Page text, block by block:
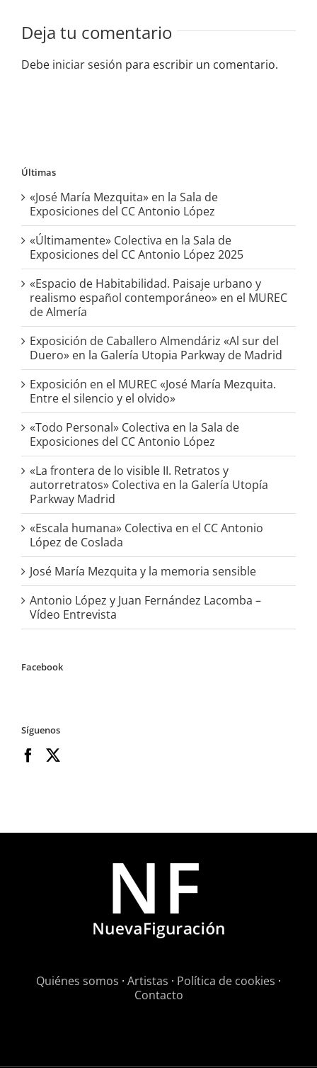
Deja tu comentario
Debe iniciar sesión para escribir un comentario.
Últimas
«José María Mezquita» en la Sala de
Exposiciones del CC Antonio López
«Últimamente» Colectiva en la Sala de
Exposiciones del CC Antonio López 2025
«Espacio de Habitabilidad. Paisaje urbano y
realismo español contemporáneo» en el MUREC
de Almería
Exposición de Caballero Almendáriz «Al sur del
Duero» en la Galería Utopia Parkway de Madrid
Exposición en el MUREC «José María Mezquita.
Entre el silencio y el olvido»
«Todo Personal» Colectiva en la Sala de
Exposiciones del CC Antonio López
«La frontera de lo visible II. Retratos y
autorretratos» Colectiva en la Galería Utopía
Parkway Madrid
«Escala humana» Colectiva en el CC Antonio
López de Coslada
José María Mezquita y la memoria sensible
Antonio López y Juan Fernández Lacomba –
Vídeo Entrevista
Facebook
Síguenos
Quiénes somos · Artistas · Política de cookies ·
Contacto